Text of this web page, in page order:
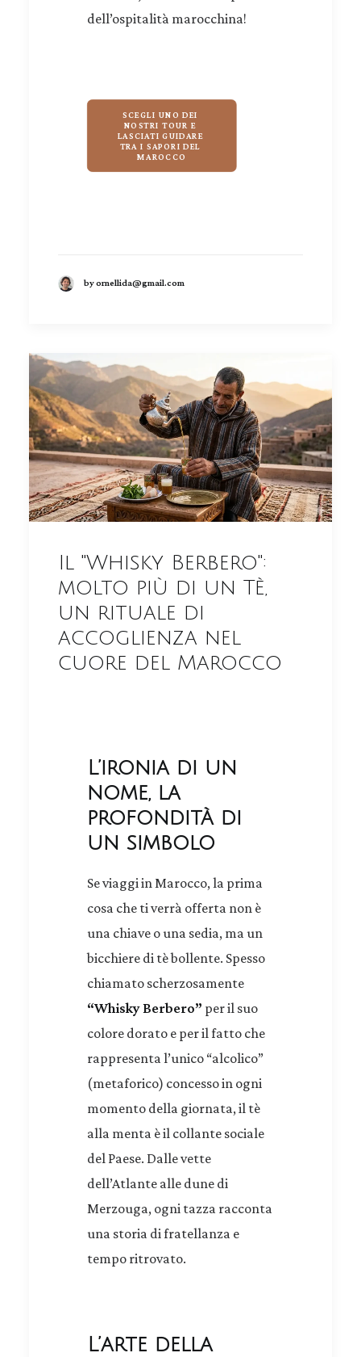
dell’ospitalità marocchina!
SCEGLI UNO DEI
NOSTRI TOUR E
LASCIATI GUIDARE
TRA I SAPORI DEL
MAROCCO
by ornellida@gmail.com
Il "Whisky Berbero":
molto più di un Tè,
un rituale di
accoglienza nel
cuore del Marocco
L’ironia di un
nome, la
profondità di
un simbolo
Se viaggi in Marocco, la prima
cosa che ti verrà offerta non è
una chiave o una sedia, ma un
bicchiere di tè bollente. Spesso
chiamato scherzosamente
“Whisky Berbero” per il suo
colore dorato e per il fatto che
rappresenta l’unico “alcolico”
(metaforico) concesso in ogni
momento della giornata, il tè
alla menta è il collante sociale
del Paese. Dalle vette
dell’Atlante alle dune di
Merzouga, ogni tazza racconta
una storia di fratellanza e
tempo ritrovato.
L’arte della